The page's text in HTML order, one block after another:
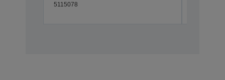
5115078